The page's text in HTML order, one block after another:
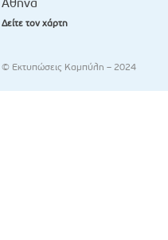
Δείτε τον χάρτη
© Εκτυπώσεις Καμπύλη – 2024